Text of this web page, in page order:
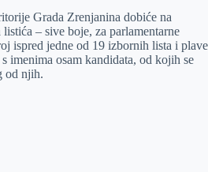
Grada Zrenjanina dobiće na
– sive boje, za parlamentarne
ispred jedne od 19 izbornih lista i plave
imenima osam kandidata, od kojih se
od njih.